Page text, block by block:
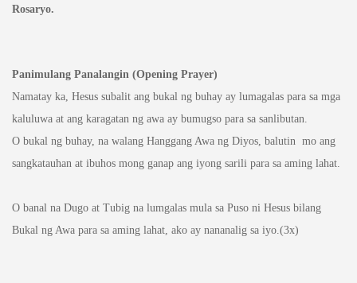
Rosaryo.
Panimulang Panalangin (Opening Prayer)
Namatay ka, Hesus subalit ang bukal ng buhay ay lumagalas para sa mga
kaluluwa at ang karagatan ng awa ay bumugso para sa sanlibutan.
O bukal ng buhay, na walang Hanggang Awa ng Diyos, balutin mo ang
sangkatauhan at ibuhos mong ganap ang iyong sarili para sa aming lahat.
O banal na Dugo at Tubig na lumgalas mula sa Puso ni Hesus bilang
Bukal ng Awa para sa aming lahat, ako ay nananalig sa iyo.(3x)